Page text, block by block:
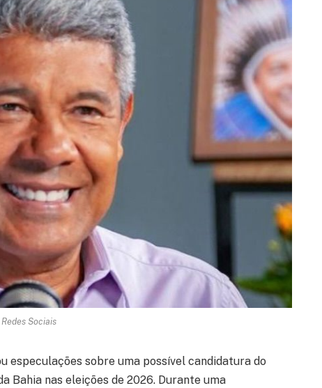
Sociais
especulações sobre uma possível candidatura do
Bahia nas eleições de 2026. Durante uma